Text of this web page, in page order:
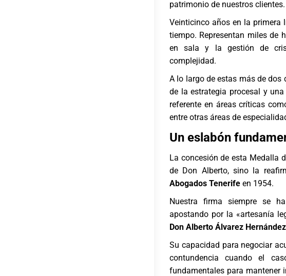
patrimonio de nuestros clientes.
Veinticinco años en la primera
tiempo. Representan miles de
en sala y la gestión de
complejidad.
A lo largo de estas más de
de la estrategia procesal y
referente en áreas críticas
entre otras áreas de
Un eslabón
La concesión de esta Medalla
de Don Alberto, sino la
Abogados Tenerife en 1954.
Nuestra firma siempre se
apostando por la «artesanía
Don Alberto Álvarez Hernández
Su capacidad para negociar
contundencia cuando el
fundamentales para mantener